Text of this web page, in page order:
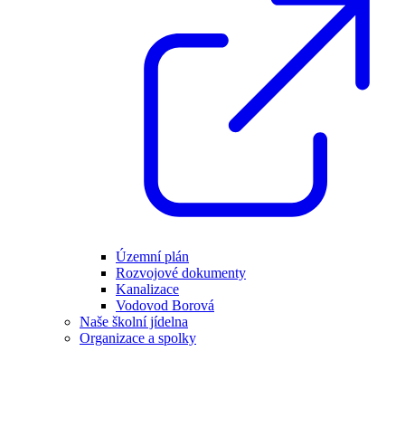
Územní plán
Rozvojové dokumenty
Kanalizace
Vodovod Borová
Naše školní jídelna
Organizace a spolky